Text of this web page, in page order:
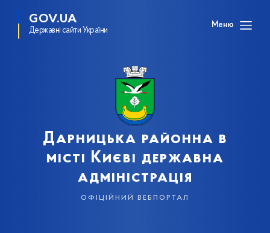
GOV.UA
Державні сайти України
Меню
Дарницька районна в
місті Києві державна
адміністрація
офіційний вебпортал